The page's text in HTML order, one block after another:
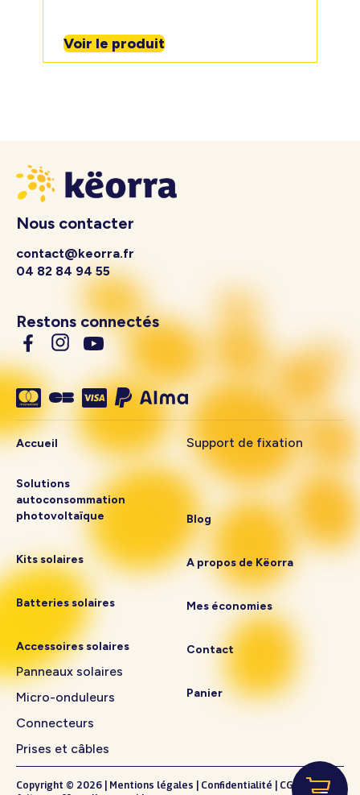
Voir le produit
Nous contacter
contact@keorra.fr
04 82 84 94 55
Restons connectés
Accueil
Solutions
autoconsommation
photovoltaïque
Kits solaires
Batteries solaires
Accessoires solaires
Panneaux solaires
Micro-onduleurs
Connecteurs
Prises et câbles
Support de fixation
Blog
A propos de Këorra
Mes économies
Contact
Panier
Copyright © 2026 Mentions légales Confidentialité
CGV